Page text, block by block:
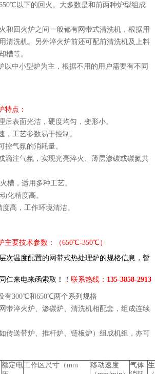
以下的回火。大多数是和前两种炉型组成
和回火炉之间一般都有网带式清洗机，根据用
清洗机。另外淬火炉前还可配前清洗机及上料
槽等。
以中小型炉为主，根据不用的用户需要有不同
特点：
后表面光洁，硬度均匀，变形小。
，工艺参数易于控制。
控气氛的消耗量。
滴注气氛，实现光亮淬火、薄层渗碳或碳氮共
槽，适用多种工艺。
化精度高。
高，工作环境清洁。
主要技术参数：（650℃-350℃）
次温度配置的网带式热处理炉的规格信息，暂
仁来电来函索取！！联系热线： 135-3858-2913
有300℃和650℃两个系列规格
带淬火炉、渗碳炉、清洗机相配套，组成连续
传送带炉、推杆炉、链板炉）组成机组，亦可
额定电工作区尺寸（mm
移动速度
气体